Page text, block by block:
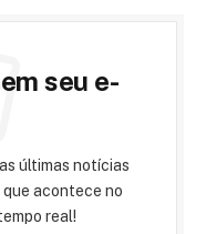
seu e-
últimas notícias
que acontece no
real!